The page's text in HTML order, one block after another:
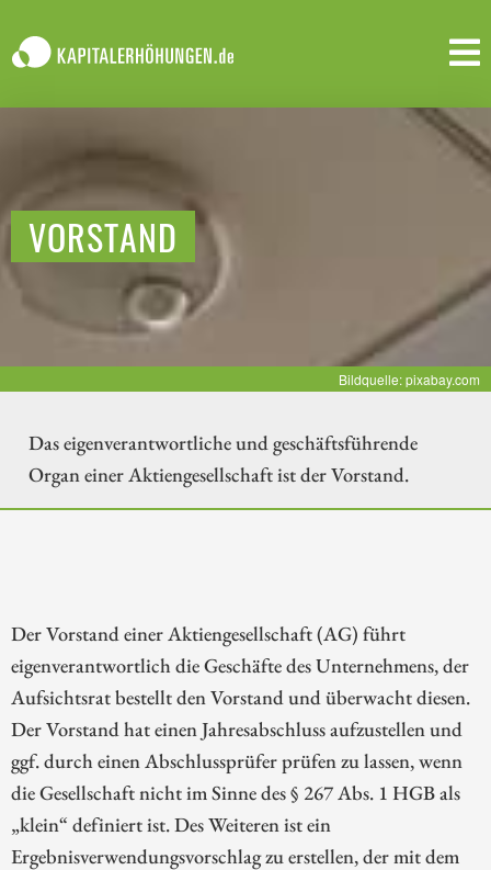
VORSTAND
Bildquelle: pixabay.com
Das eigenverantwortliche und geschäftsführende
Organ einer Aktiengesellschaft ist der Vorstand.
Der Vorstand einer Aktiengesellschaft (AG) führt
eigenverantwortlich die Geschäfte des Unternehmens, der
Aufsichtsrat bestellt den Vorstand und überwacht diesen.
Der Vorstand hat einen Jahresabschluss aufzustellen und
ggf. durch einen Abschlussprüfer prüfen zu lassen, wenn
die Gesellschaft nicht im Sinne des § 267 Abs. 1 HGB als
„klein“ definiert ist. Des Weiteren ist ein
Ergebnisverwendungsvorschlag zu erstellen, der mit dem